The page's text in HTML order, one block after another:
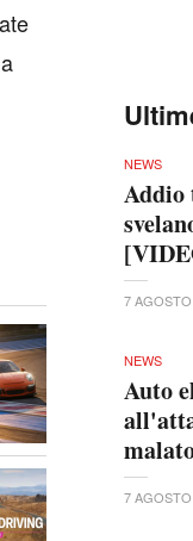
NEWS
Addio
7 AGOSTO
NEWS
Auto
7 AGOSTO